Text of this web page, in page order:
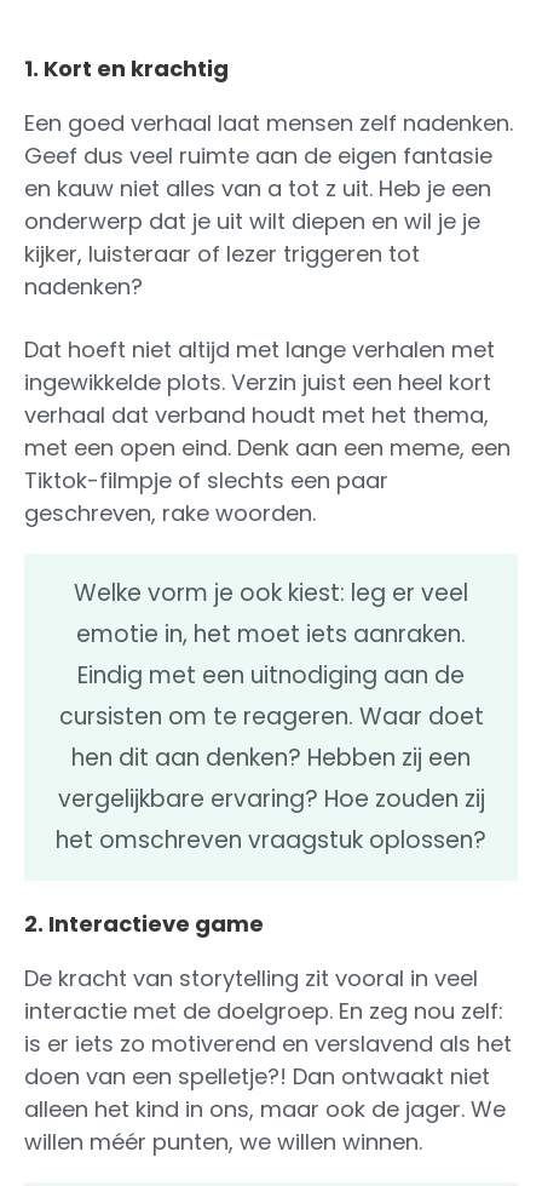
1. Kort en krachtig
Een goed verhaal laat mensen zelf nadenken.
Geef dus veel ruimte aan de eigen fantasie
en kauw niet alles van a tot z uit. Heb je een
onderwerp dat je uit wilt diepen en wil je je
kijker, luisteraar of lezer triggeren tot
nadenken?
Dat hoeft niet altijd met lange verhalen met
ingewikkelde plots. Verzin juist een heel kort
verhaal dat verband houdt met het thema,
met een open eind. Denk aan een meme, een
Tiktok-filmpje of slechts een paar
geschreven, rake woorden.
Welke vorm je ook kiest: leg er veel
emotie in, het moet iets aanraken.
Eindig met een uitnodiging aan de
cursisten om te reageren. Waar doet
hen dit aan denken? Hebben zij een
vergelijkbare ervaring? Hoe zouden zij
het omschreven vraagstuk oplossen?
2. Interactieve game
De kracht van storytelling zit vooral in veel
interactie met de doelgroep. En zeg nou zelf:
is er iets zo motiverend en verslavend als het
doen van een spelletje?! Dan ontwaakt niet
alleen het kind in ons, maar ook de jager. We
willen méér punten, we willen winnen.